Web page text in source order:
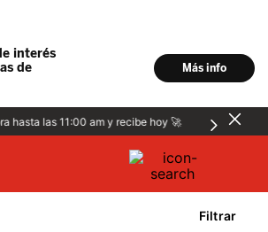
hasta las 11:00 am y recibe hoy 🚀
Filtrar